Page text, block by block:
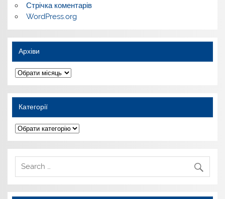
Стрічка коментарів
WordPress.org
Архіви
Архіви
Категорії
Категорії